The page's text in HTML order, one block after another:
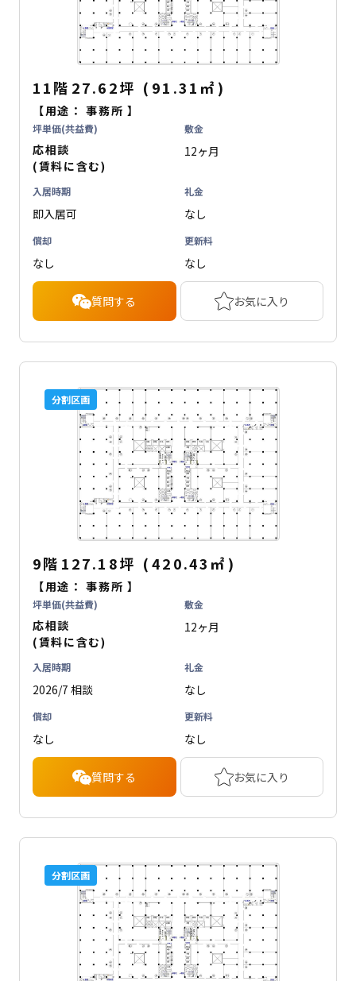
11階 27.62坪 ( 91.31 ㎡ )
【用途：事務所 】
坪単価(共益費)
応相談
(賃料に含む)
敷金
12ヶ月
入居時期
即入居可
礼金
なし
償却
なし
更新料
なし
質問する お気に入り
分割区画
9階 127.18坪 ( 420.43 ㎡ )
【用途：事務所 】
坪単価(共益費)
応相談
(賃料に含む)
敷金
12ヶ月
入居時期
2026/7 相談
礼金
なし
償却
なし
更新料
なし
質問する お気に入り
分割区画